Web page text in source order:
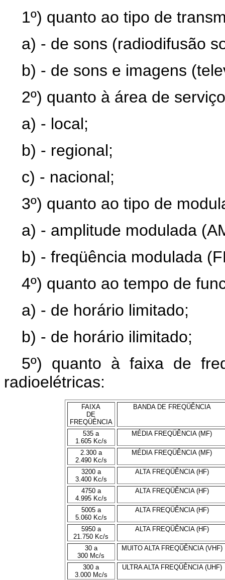
1º) quanto ao tipo de
a) - de sons (radiodifusão
b) - de sons e imagens
2º) quanto à área de
a) - local;
b) - regional;
c) - nacional;
3º) quanto ao tipo de
a) - amplitude modulada
b) - freqüência modulada
4º) quanto ao tempo de
a) - de horário limitado;
b) - de horário ilimitado;
5º) quanto à faixa de
radioelétricas:
FAIXA
DE
FREQÜÊNCIA
BANDA DE FREQÜÊNCIA
535 a
1.605 Kc/s
MÉDIA FREQÜÊNCIA (MF)
2.300 a
2.490 Kc/s
MÉDIA FREQÜÊNCIA (MF)
3200 a
3.400 Kc/s
ALTA FREQÜÊNCIA (HF)
4750 a
4.995 Kc/s
ALTA FREQÜÊNCIA (HF)
5005 a
5.060 Kc/s
ALTA FREQÜÊNCIA (HF)
5950 a
21.750 Kc/s
ALTA FREQÜÊNCIA (HF)
30 a
300 Mc/s
MUITO ALTA FREQÜÊNCIA (VHF)
300 a
3.000 Mc/s
ULTRA ALTA FREQÜÊNCIA (UHF)